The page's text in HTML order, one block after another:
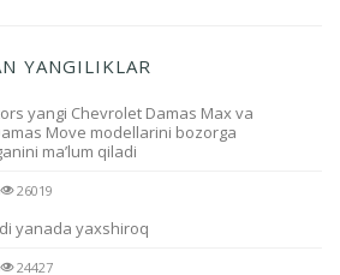
YANGILIKLAR
yangi Chevrolet Damas Max va
Move modellarini bozorga
ma’lum qiladi
26019
yanada yaxshiroq
24427